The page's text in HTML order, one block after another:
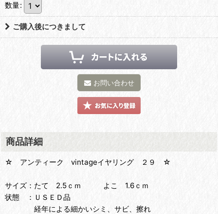
数量:
ご購入後につきまして
お問い合わせ
商品詳細
☆ アンティーク vintageイヤリング ２９ ☆
サイズ：たて 2.5ｃｍ よこ 1.6ｃｍ
状態 ：ＵＳＥＤ品
経年による細かいシミ、サビ、擦れ